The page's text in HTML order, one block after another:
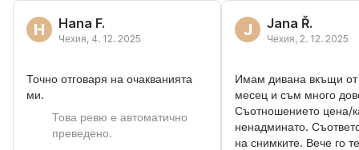
H Hana F.
Чехия, 4. 12. 2025
Точно отговаря на очакванията
ми.
Това ревю е автоматично
преведено.
J Jana Ř.
Чехия, 2. 12. 2025
Имам дивана вкъщи от
месец и съм много
Съотношението цена/
ненадминато.
на снимките. Вече го